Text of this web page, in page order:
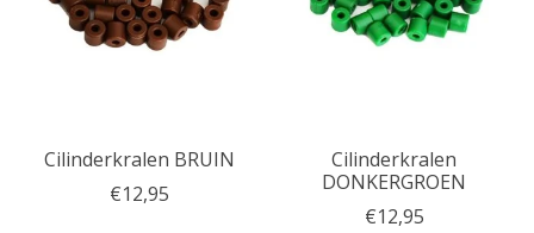
Cilinderkralen BRUIN
€12,95
Cilinderkralen
DONKERGROEN
€12,95